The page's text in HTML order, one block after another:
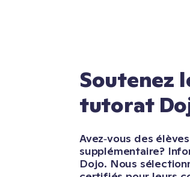
Soutenez
tutorat
Avez‑vous des
supplémentaire?
Dojo. Nous